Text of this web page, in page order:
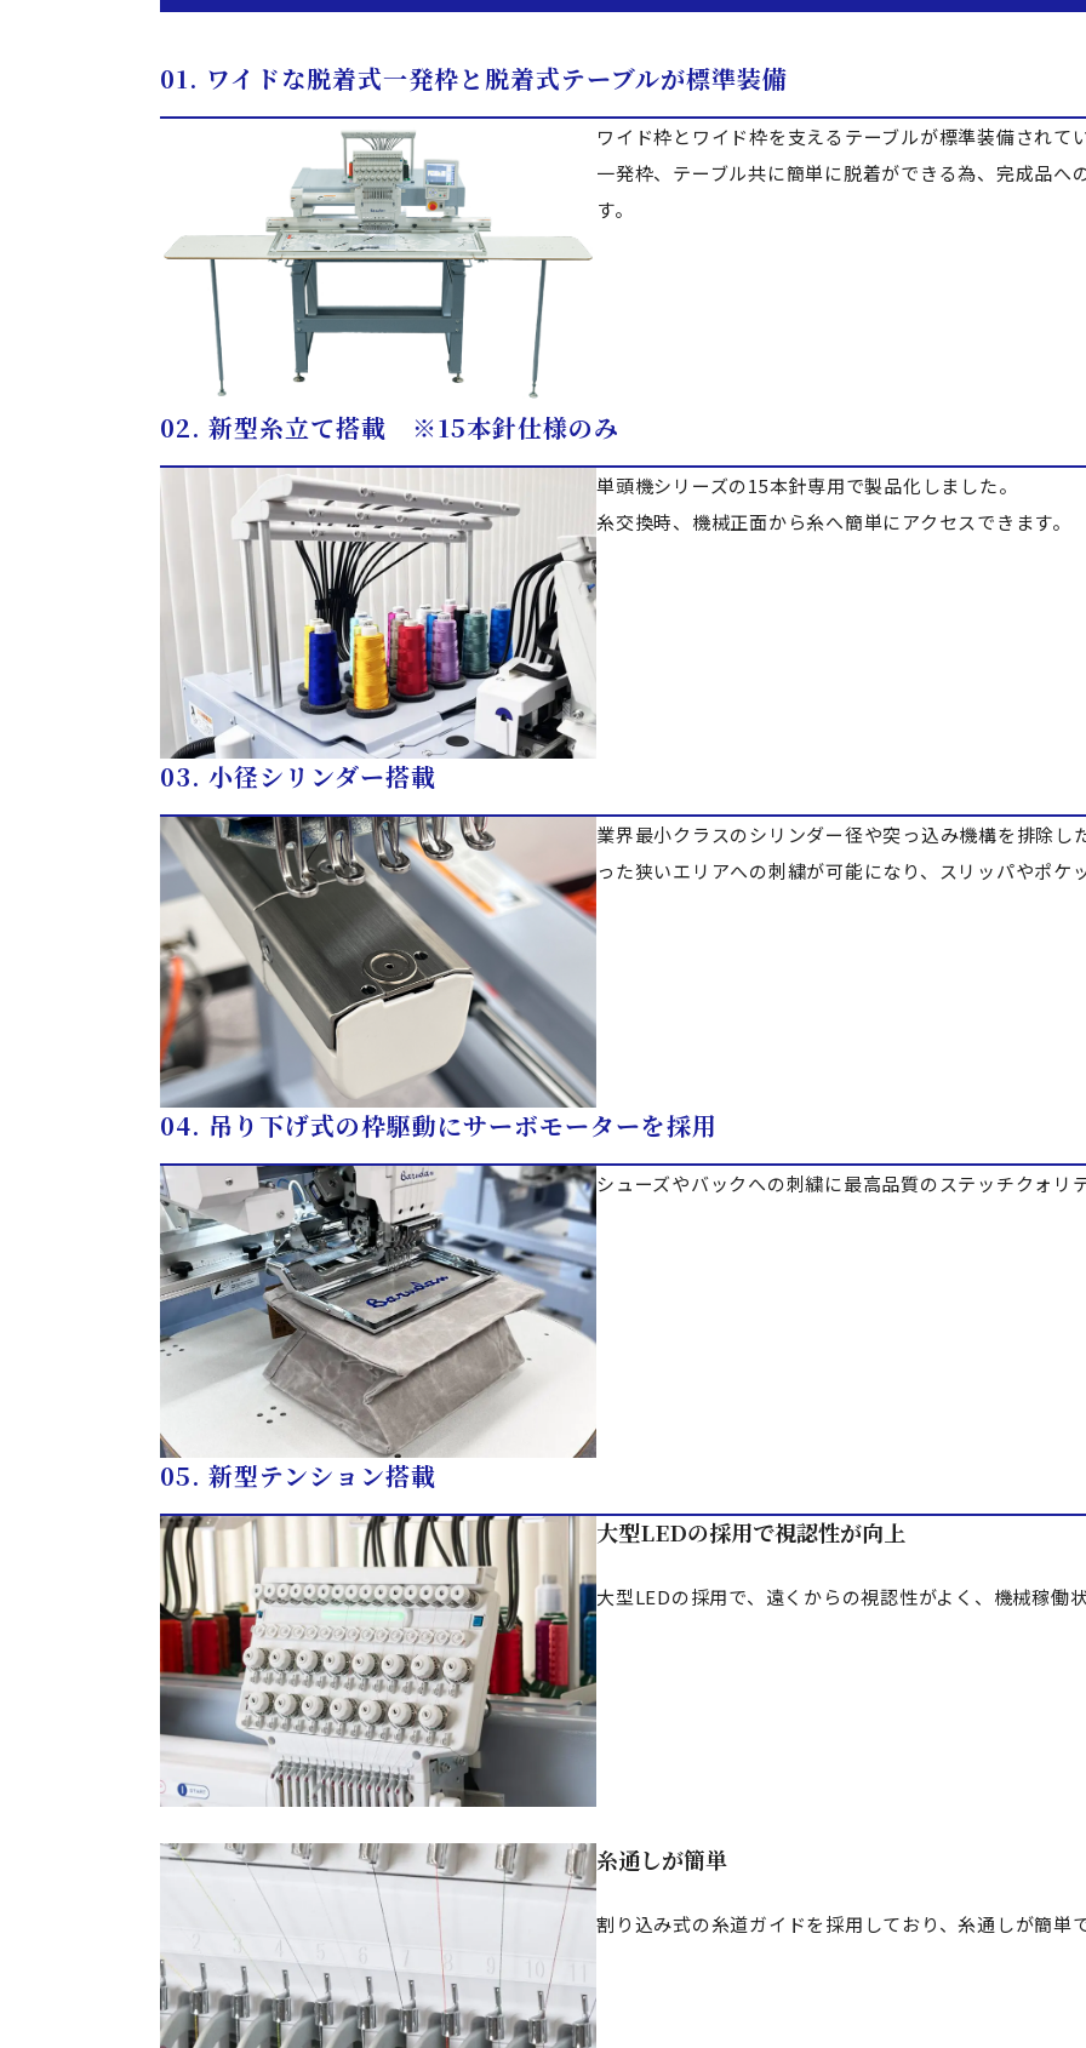
01. ワイドな脱着式一発枠と脱着式テーブルが標準装備
ワイド枠とワイド枠を支えるテーブルが標準装備されて
一発枠、テーブル共に簡単に脱着ができる為、完成品
す。
02. 新型糸立て搭載 ※15本針仕様のみ
単頭機シリーズの15本針専用で製品化しました。
糸交換時、機械正面から糸へ簡単にアクセスできます。
03. 小径シリンダー搭載
業界最小クラスのシリンダー径や突っ込み機構を排除
った狭いエリアへの刺繍が可能になり、スリッパやポ
04. 吊り下げ式の枠駆動にサーボモーターを採用
シューズやバックへの刺繍に最高品質のステッチクォリ
05. 新型テンション搭載
大型LEDの採用で視認性が向上
大型LEDの採用で、遠くからの視認性がよく、機械稼働
糸通しが簡単
割り込み式の糸道ガイドを採用しており、糸通しが簡単